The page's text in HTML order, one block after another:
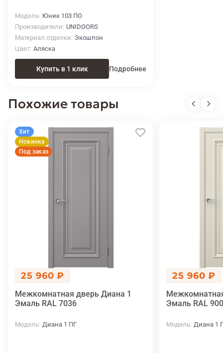
Модель Юник 103 ПО
Производители UNIDOORS
Материал отделки Экошпон
Цвет Аляска
Купить в 1 клик Подробнее
Похожие товары
Хит
Новинка
Под заказ
25 960 ₽
Межкомнатная дверь Диана 1
Эмаль RAL 7036
Модель Диана 1 ПГ
25 960 ₽
Эмаль RAL
Модель Диана 1